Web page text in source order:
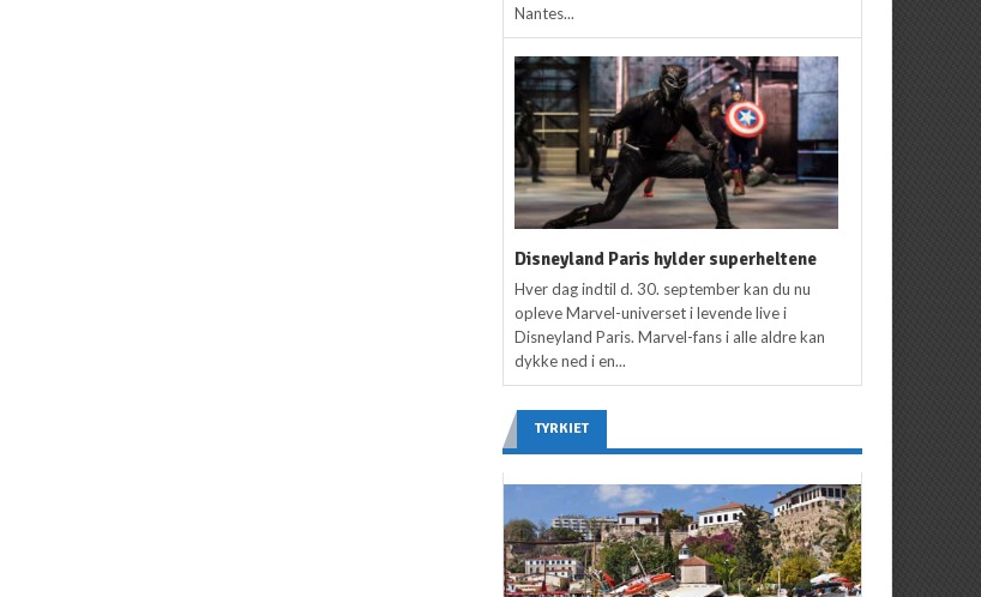
Nantes...
Disneyland Paris hylder superheltene
Hver dag indtil d. 30. september kan du nu
opleve Marvel-universet i levende live i
Disneyland Paris. Marvel-fans i alle aldre kan
dykke ned i en...
TYRKIET